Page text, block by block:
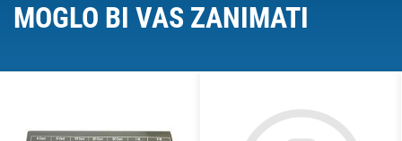
MOGLO BI VAS ZANIMATI